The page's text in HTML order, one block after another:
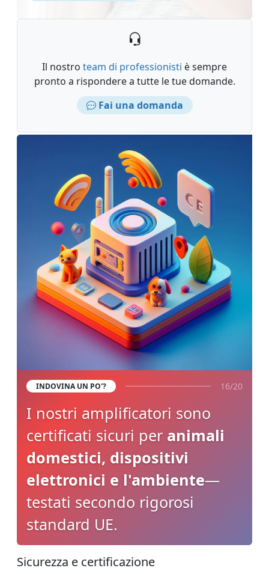
Il nostro team di professionisti è sempre
pronto a rispondere a tutte le tue domande.
Fai una domanda
INDOVINA UN PO'? 16/20
I nostri amplificatori sono
certificati sicuri per animali
domestici, dispositivi
elettronici e l'ambiente—
testati secondo rigorosi
standard UE.
Sicurezza e certificazione